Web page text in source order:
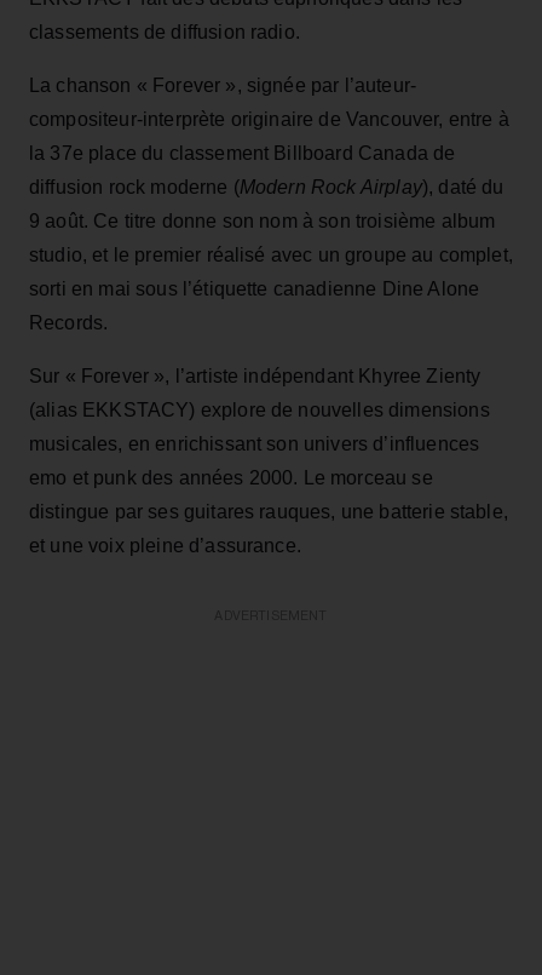
classements de diffusion radio.
La chanson « Forever », signée par l’auteur-
compositeur-interprète originaire de Vancouver, entre à
la 37e place du classement Billboard Canada de
diffusion rock moderne (Modern Rock Airplay), daté du
9 août. Ce titre donne son nom à son troisième album
studio, et le premier réalisé avec un groupe au complet,
sorti en mai sous l’étiquette canadienne Dine Alone
Records.
Sur « Forever », l’artiste indépendant Khyree Zienty
(alias EKKSTACY) explore de nouvelles dimensions
musicales, en enrichissant son univers d’influences
emo et punk des années 2000. Le morceau se
distingue par ses guitares rauques, une batterie stable,
et une voix pleine d’assurance.